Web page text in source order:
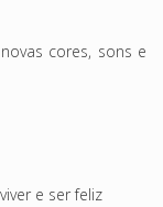
cores, sons e
e ser feliz